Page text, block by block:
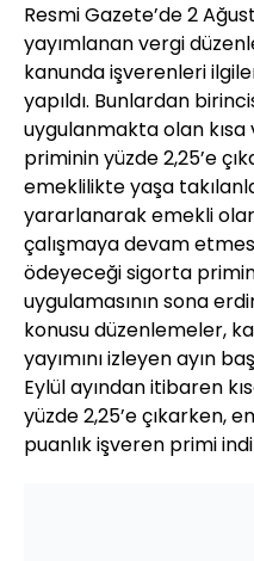
Resmi Gazete’de 2
yayımlanan vergi
kanunda işverenleri
yapıldı. Bunlardan
uygulanmakta olan
priminin yüzde 2,25’e
emeklilikte yaşa
yararlanarak emekli
çalışmaya devam
ödeyeceği sigorta
uygulamasının sona
konusu düzenlemeler,
yayımını izleyen ayın
Eylül ayından itibaren
yüzde 2,25’e çıkarken,
puanlık işveren primi